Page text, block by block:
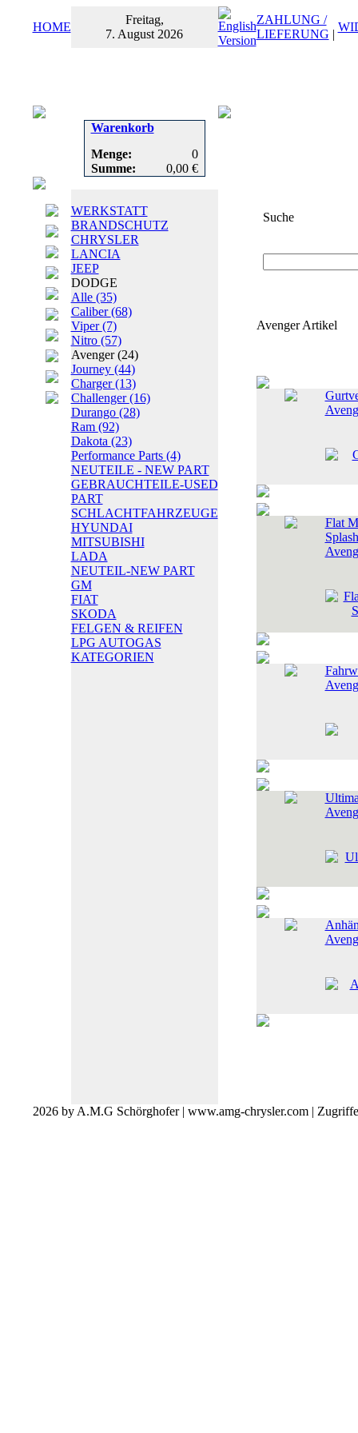
HOME
Freitag,
7. August 2026
ZAHLUNG /
LIEFERUNG |
Warenkorb
Menge:
0
Summe:
0,00 €
WERKSTATT
BRANDSCHUTZ
CHRYSLER
LANCIA
JEEP
DODGE
Alle (35)
Caliber(68)
Viper(7)
Nitro (57)
Avenger(24)
Journey (44)
Charger(13)
Challenger(16)
Durango (28)
Ram (92)
Dakota (23)
Performance Parts (4)
NEUTEILE - NEW PART
GEBRAUCHTEILE-USED
PART
SCHLACHTFAHRZEUGE
HYUNDAI
MITSUBISHI
LADA
NEUTEIL-NEW PART
GM
FIAT
SKODA
FELGEN & REIFEN
LPG AUTOGAS
KATEGORIEN
Suche
Avenger Artikel
Flat
2026 by A.M.G Schörghofer | www.amg-chrysler.com |